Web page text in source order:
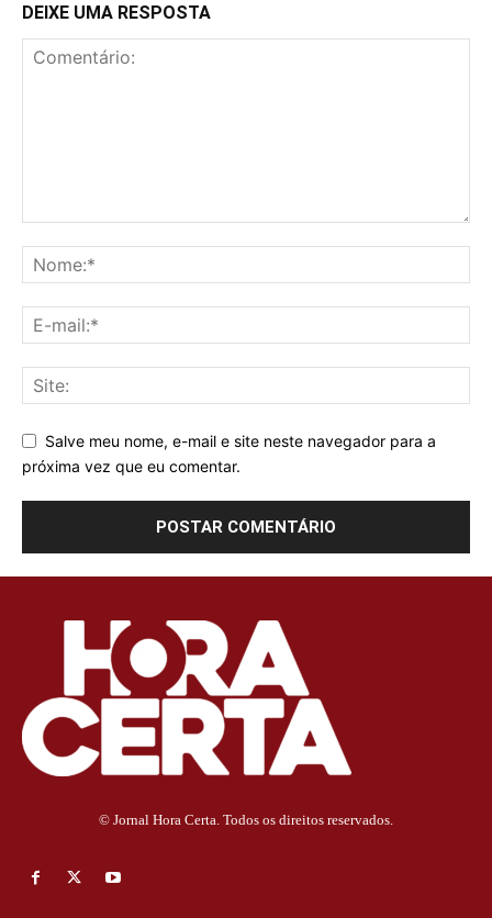
DEIXE UMA RESPOSTA
Salve meu nome, e-mail e site neste navegador para a
próxima vez que eu comentar.
© Jornal Hora Certa. Todos os direitos reservados.